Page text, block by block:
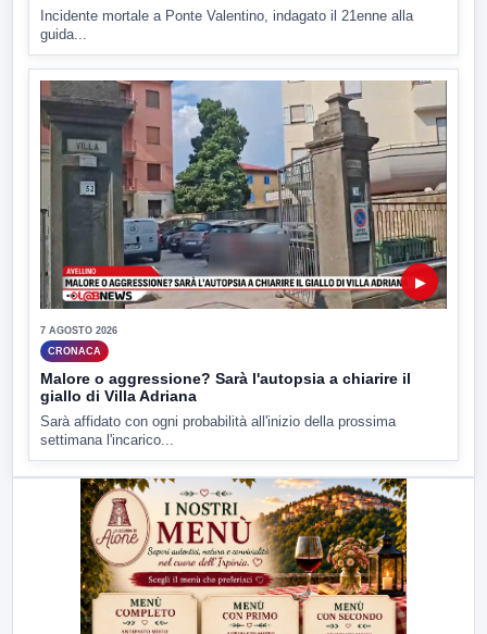
Incidente mortale a Ponte Valentino, indagato il 21enne alla
guida...
▶
7 AGOSTO 2026
CRONACA
Malore o aggressione? Sarà l'autopsia a chiarire il
giallo di Villa Adriana
Sarà affidato con ogni probabilità all'inizio della prossima
settimana l'incarico...